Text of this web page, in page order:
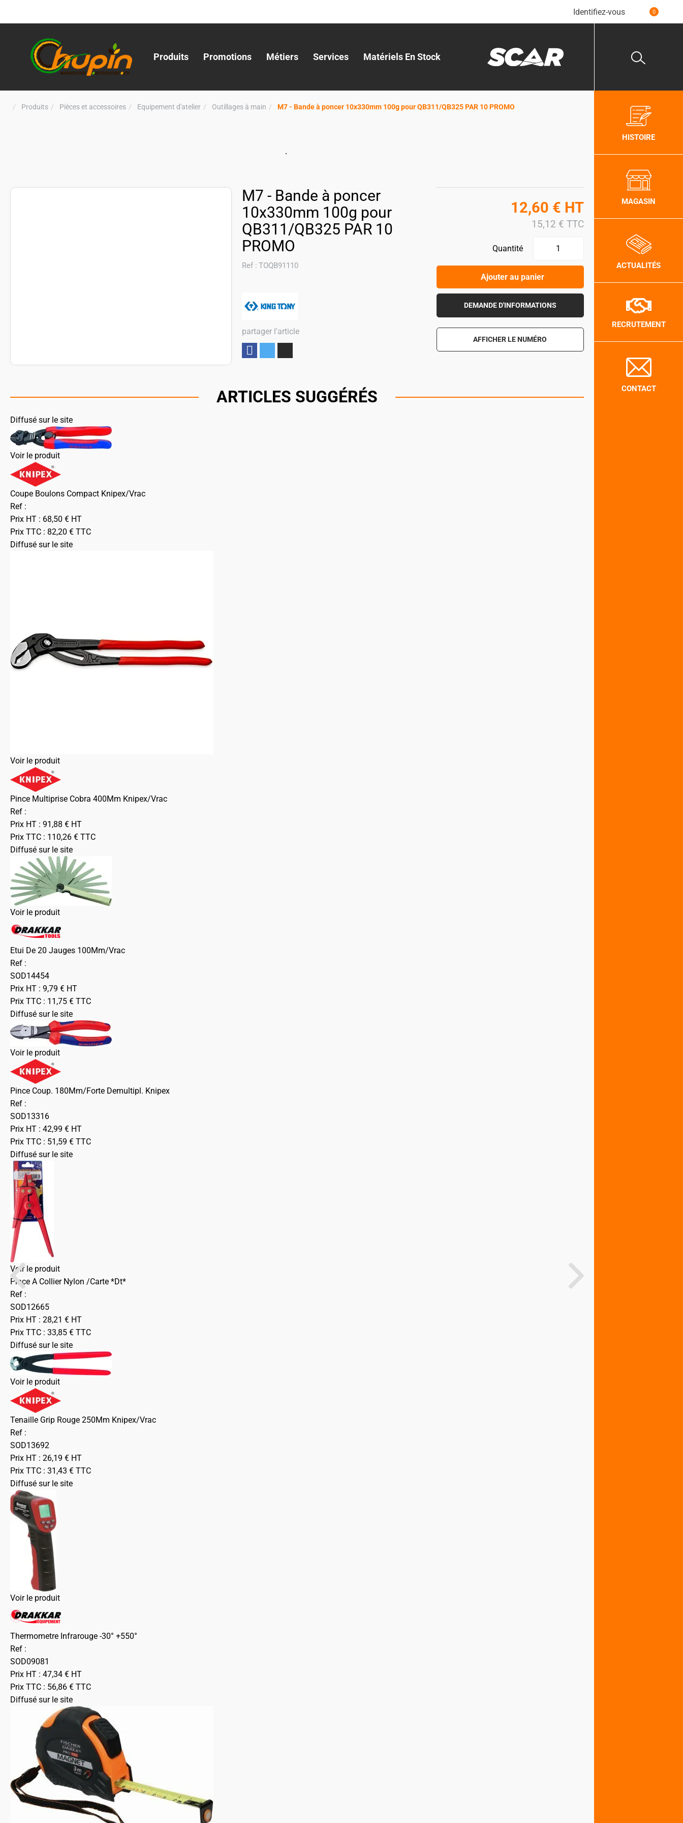
Identifiez-vous 0
Produits Promotions Métiers Services Matériels En Stock
Produits Pièces et accessoires Equipement d'atelier Outillages à main M7 - Bande à poncer 10x330mm 100g pour QB311/QB325 PAR 10 PROMO
M7 - Bande à poncer
10x330mm 100g pour
QB311/QB325 PAR 10
PROMO
Ref : TOQB91110
partager l'article
12,60 € HT
15,12 € TTC
Quantité
Ajouter au panier
DEMANDE D'INFORMATIONS
AFFICHER LE NUMÉRO
ARTICLES SUGGÉRÉS
Diffusé sur le site
Voir le produit
Coupe Boulons Compact Knipex/Vrac
Ref :
Prix HT : 68,50 € HT
Prix TTC : 82,20 € TTC
Diffusé sur le site
Voir le produit
Pince Multiprise Cobra 400Mm Knipex/Vrac
Ref :
Prix HT : 91,88 € HT
Prix TTC : 110,26 € TTC
Diffusé sur le site
Voir le produit
Etui De 20 Jauges 100Mm/Vrac
Ref :
SOD14454
Prix HT : 9,79 € HT
Prix TTC : 11,75 € TTC
Diffusé sur le site
Voir le produit
Pince Coup. 180Mm/Forte Demultipl. Knipex
Ref :
SOD13316
Prix HT : 42,99 € HT
Prix TTC : 51,59 € TTC
Diffusé sur le site
Voir le produit
Pince A Collier Nylon /Carte *Dt*
Ref :
SOD12665
Prix HT : 28,21 € HT
Prix TTC : 33,85 € TTC
Diffusé sur le site
Voir le produit
Tenaille Grip Rouge 250Mm Knipex/Vrac
Ref :
SOD13692
Prix HT : 26,19 € HT
Prix TTC : 31,43 € TTC
Diffusé sur le site
Voir le produit
Thermometre Infrarouge -30° +550°
Ref :
SOD09081
Prix HT : 47,34 € HT
Prix TTC : 56,86 € TTC
Diffusé sur le site
HISTOIRE
MAGASIN
ACTUALITÉS
RECRUTEMENT
CONTACT